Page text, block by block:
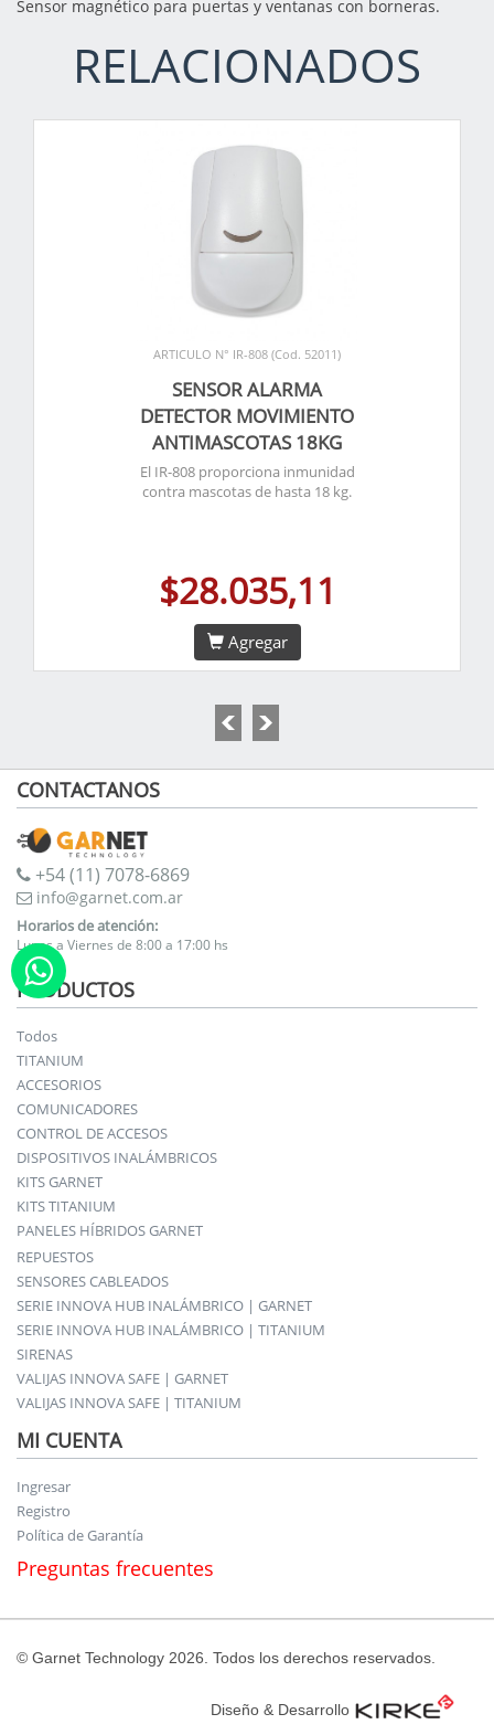
Sensor magnético para puertas y ventanas con borneras.
RELACIONADOS
ARTICULO N° IR-808 (Cod. 52011)
SENSOR ALARMA
DETECTOR MOVIMIENTO
ANTIMASCOTAS 18KG
El IR-808 proporciona inmunidad
contra mascotas de hasta 18 kg.
$28.035,11
Agregar
CONTACTANOS
+54 (11) 7078-6869
info@garnet.com.ar
Horarios de atención:
Lunes a Viernes de 8:00 a 17:00 hs
PRODUCTOS
Todos
TITANIUM
ACCESORIOS
COMUNICADORES
CONTROL DE ACCESOS
DISPOSITIVOS INALÁMBRICOS
KITS GARNET
KITS TITANIUM
PANELES HÍBRIDOS GARNET
REPUESTOS
SENSORES CABLEADOS
SERIE INNOVA HUB INALÁMBRICO | GARNET
SERIE INNOVA HUB INALÁMBRICO | TITANIUM
SIRENAS
VALIJAS INNOVA SAFE | GARNET
VALIJAS INNOVA SAFE | TITANIUM
MI CUENTA
Ingresar
Registro
Política de Garantía
Preguntas frecuentes
© Garnet Technology 2026. Todos los derechos reservados.
Diseño & Desarrollo